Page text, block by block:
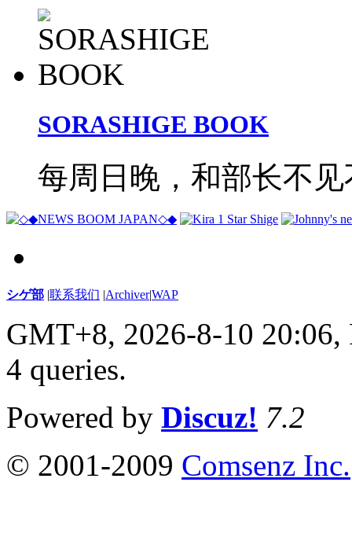
SORASHIGE BOOK
每周日晚，和部长不见
シゲ部 |联系我们 |Archiver|WAP
GMT+8, 2026-8-10 20:06,
4 queries.
Powered by Discuz! 7.2
© 2001-2009 Comsenz Inc.